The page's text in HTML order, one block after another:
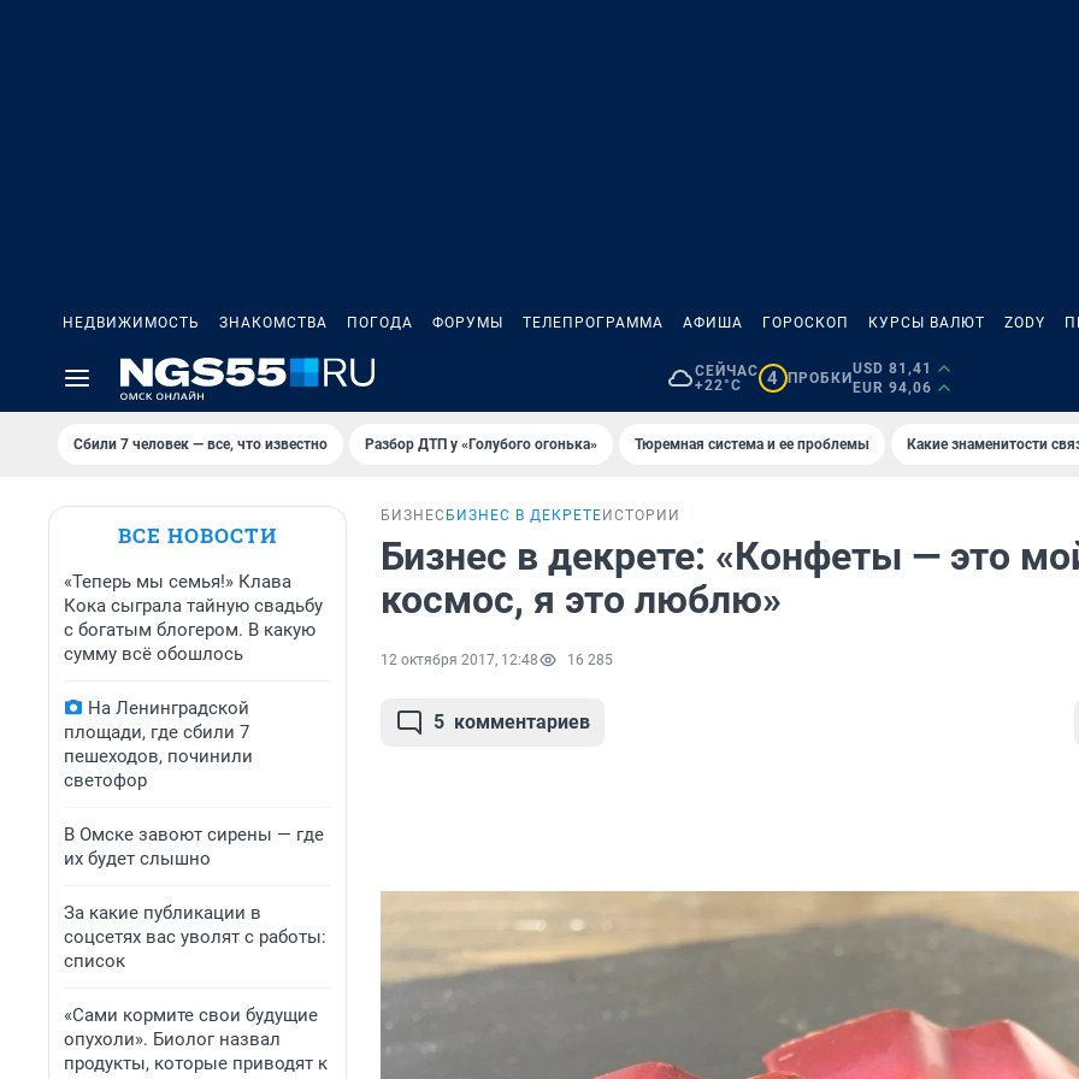
НЕДВИЖИМОСТЬ ЗНАКОМСТВА ПОГОДА ФОРУМЫ ТЕЛЕПРОГРАММА АФИША ГОРОСКОП КУРСЫ ВАЛЮТ ZODY
СЕЙЧАС
+22°C
4 ПРОБКИ
USD 81,41
EUR 94,06
Сбили 7 человек — все, что известно Разбор ДТП у «Голубого огонька» Тюремная система и ее проблемы Какие знаменитости
ВСЕ НОВОСТИ
«Теперь мы семья!» Клава
Кока сыграла тайную свадьбу
с богатым блогером. В какую
сумму всё обошлось
На Ленинградской
площади, где сбили 7
пешеходов, починили
светофор
В Омске завоют сирены — где
их будет слышно
За какие публикации в
соцсетях вас уволят с работы:
список
«Сами кормите свои будущие
опухоли». Биолог назвал
продукты, которые приводят к
БИЗНЕС БИЗНЕС В ДЕКРЕТЕ ИСТОРИИ
Бизнес в декрете: «Конфеты — это
космос, я это люблю»
12 октября 2017, 12:48 16 285
5 комментариев